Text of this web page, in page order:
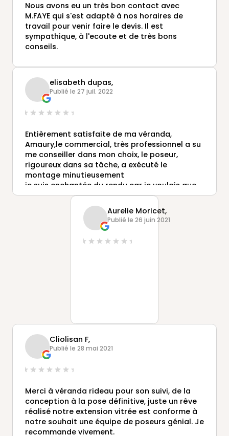
Nous avons eu un très bon contact avec
M.FAYE qui s'est adapté à nos horaires de
travail pour venir faire le devis. Il est
sympathique, à l'ecoute et de très bons
conseils.
elisabeth dupas,
Publié le 27 juil. 2022
Entièrement satisfaite de ma véranda,
Amaury,le commercial, très professionnel a su
me conseiller dans mon choix, le poseur,
rigoureux dans sa tâche, a exécuté le
montage minutieusement
je suis enchantée du rendu car je voulais que
ce soit une pièce
à part entière de ma maison
bravo à toute l'équipeAurelie Moricet,
Publié le 26 juin 2021
Cliolisan F,
Publié le 28 mai 2021
Merci à véranda rideau pour son suivi, de la
conception à la pose définitive, juste un rêve
réalisé notre extension vitrée est conforme à
notre souhait une équipe de poseurs génial. Je
recommande vivement.